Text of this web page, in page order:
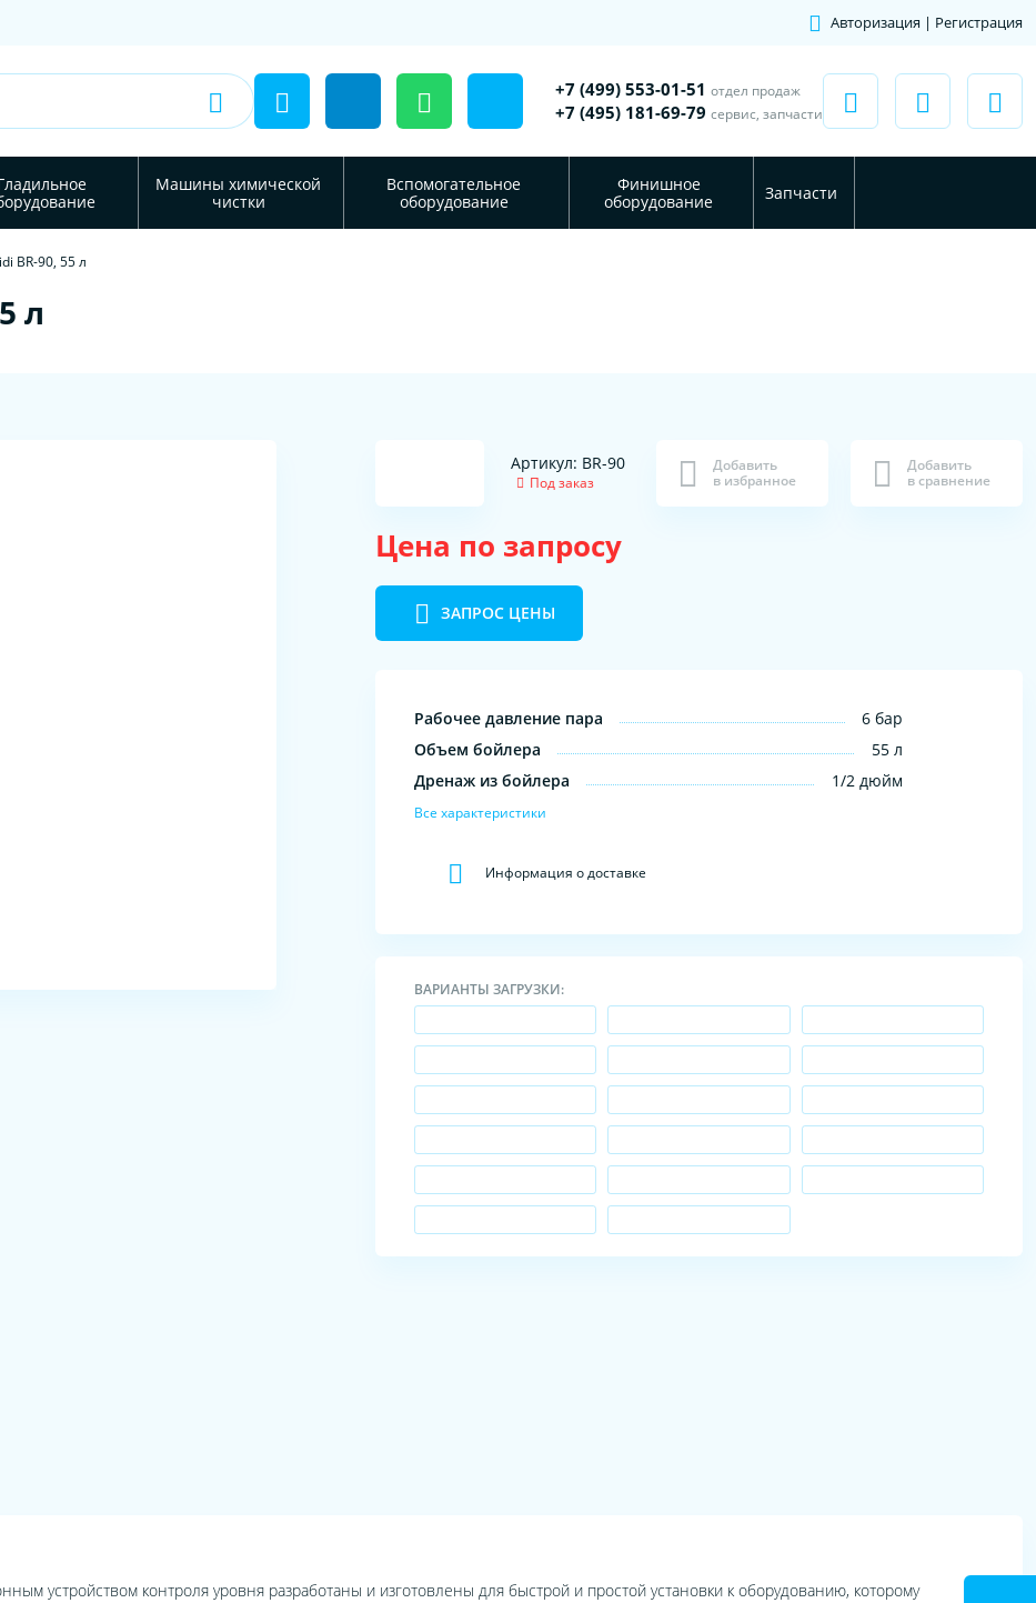
Авторизация | Регистрация
+7 (499) 553-01-51 отдел продаж
+7 (495) 181-69-79 сервис, запчасти
Машины химической
чистки
Вспомогательное
оборудование
Финишное
оборудование
Запчасти
BR-90, 55 л
л
Артикул: BR-90
Под заказ
Добавить
в избранное
Добавить
в сравнение
Цена по запросу
ЗАПРОС ЦЕНЫ
Рабочее давление пара
6 бар
Объем бойлера
55 л
Дренаж из бойлера
1/2 дюйм
Все характеристики
Информация о доставке
ВАРИАНТЫ ЗАГРУЗКИ:
устройством контроля уровня разработаны и изготовлены для быстрой и простой установки к оборудованию, которому